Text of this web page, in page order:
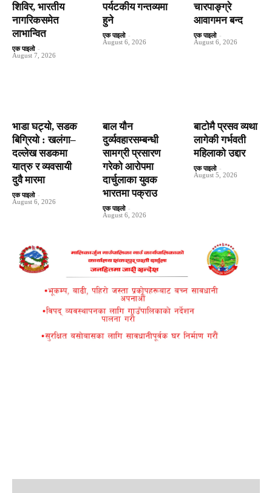
शिविर, भारतीय
नागरिकसमेत
लाभान्वित
एक पाइलो -
August 7, 2026
पर्यटकीय गन्तव्यमा
हुने
एक पाइलो -
August 6, 2026
चारपाङ्ग्रे
आवागमन बन्द
एक पाइलो -
August 6, 2026
भाडा घट्यो, सडक
बिग्रियो : खलंगा–
दल्लेख सडकमा
यात्रु र व्यवसायी
दुवै मारमा
एक पाइलो -
August 6, 2026
बाल यौन
दुर्व्यवहारसम्बन्धी
सामग्री प्रसारण
गरेको आरोपमा
दार्चुलाका युवक
भारतमा पक्राउ
एक पाइलो -
August 6, 2026
बाटाेमै प्रसव व्यथा
लागेकी गर्भवती
महिलाको उद्दार
एक पाइलो -
August 5, 2026